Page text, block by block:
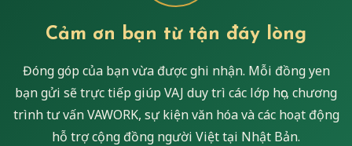
Cảm ơn bạn từ tận đáy lòng
Đóng góp của bạn vừa được ghi nhận. Mỗi đồng yen
bạn gửi sẽ trực tiếp giúp VAJ duy trì các lớp học, chương
trình tư vấn VAWORK, sự kiện văn hóa và các hoạt động
hỗ trợ cộng đồng người Việt tại Nhật Bản.